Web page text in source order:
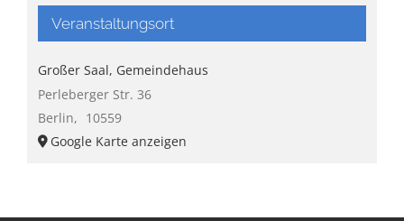
Veranstaltungsort
Großer Saal, Gemeindehaus
Perleberger Str. 36
Berlin, 10559
Google Karte anzeigen